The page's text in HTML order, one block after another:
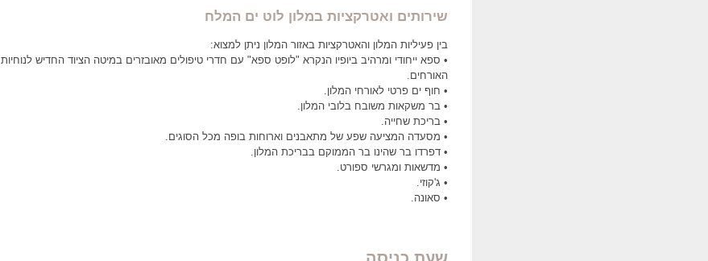
שירותים ואטרקציות במלון לוט ים המלח
בין פעיליות המלון והאטרקציות באזור המלון ניתן למצוא:
• ספא ייחודי ומרהיב ביופיו הנקרא "לופט ספא" עם חדרי טיפולים מאובזרים במיטה הציוד החדיש לנוחיות
האורחים.
• חוף ים פרטי לאורחי המלון.
• בר משקאות משובח בלובי המלון.
• בריכת שחייה.
• מסעדה המציעה שפע של מתאבנים וארוחות בופה מכל הסוגים.
• דפרדו בר שהינו בר הממוקם בבריכת המלון.
• מדשאות ומגרשי ספורט.
• ג'קוזי.
• סאונה.